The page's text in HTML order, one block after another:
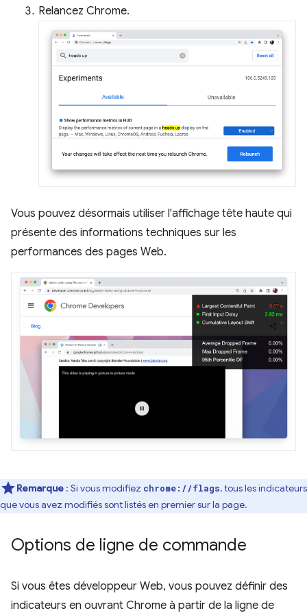
Relancez Chrome.
Vous pouvez désormais utiliser l'affichage tête haute qui
présente des informations techniques sur les
performances des pages Web.
Remarque : Si vous modifiez chrome://flags, tous les indicateurs
que vous avez modifiés sont listés en premier sur la page.
Options de ligne de commande
Si vous êtes développeur Web, vous pouvez définir des
indicateurs en ouvrant Chrome à partir de la ligne de